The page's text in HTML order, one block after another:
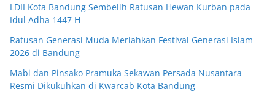
LDII Kota Bandung Sembelih Ratusan Hewan Kurban pada
Idul Adha 1447 H
Ratusan Generasi Muda Meriahkan Festival Generasi Islam
2026 di Bandung
Mabi dan Pinsako Pramuka Sekawan Persada Nusantara
Resmi Dikukuhkan di Kwarcab Kota Bandung